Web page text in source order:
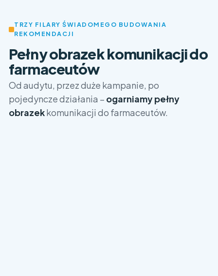
TRZY FILARY ŚWIADOMEGO BUDOWANIA
REKOMENDACJI
Pełny obrazek komunikacji do
farmaceutów
Od audytu, przez duże kampanie, po
pojedyncze działania – ogarniamy pełny
obrazekkomunikacji do farmaceutów.